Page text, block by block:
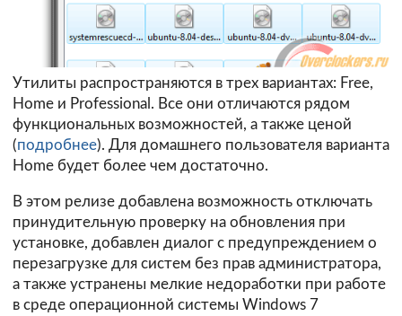
Утилиты распространяются в трех вариантах: Free,
Home и Professional. Все они отличаются рядом
функциональных возможностей, а также ценой
(подробнее). Для домашнего пользователя варианта
Home будет более чем достаточно.
В этом релизе добавлена возможность отключать
принудительную проверку на обновления при
установке, добавлен диалог с предупреждением о
перезагрузке для систем без прав администратора,
а также устранены мелкие недоработки при работе
в среде операционной системы Windows 7